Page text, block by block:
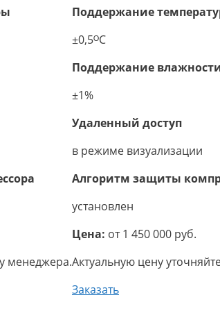
менеджера.
Поддержание
±0,5ᴼС
Поддержание
±1%
Удаленный доступ
в режиме визуализации
Алгоритм защиты
установлен
Цена: от 1 450 000 руб.
Актуальную цену
Заказать